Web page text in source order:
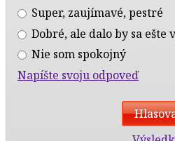
Super, zaujímavé, pestré
Dobré, ale dalo by sa ešte
Nie som spokojný
Napíšte svoju odpoveď